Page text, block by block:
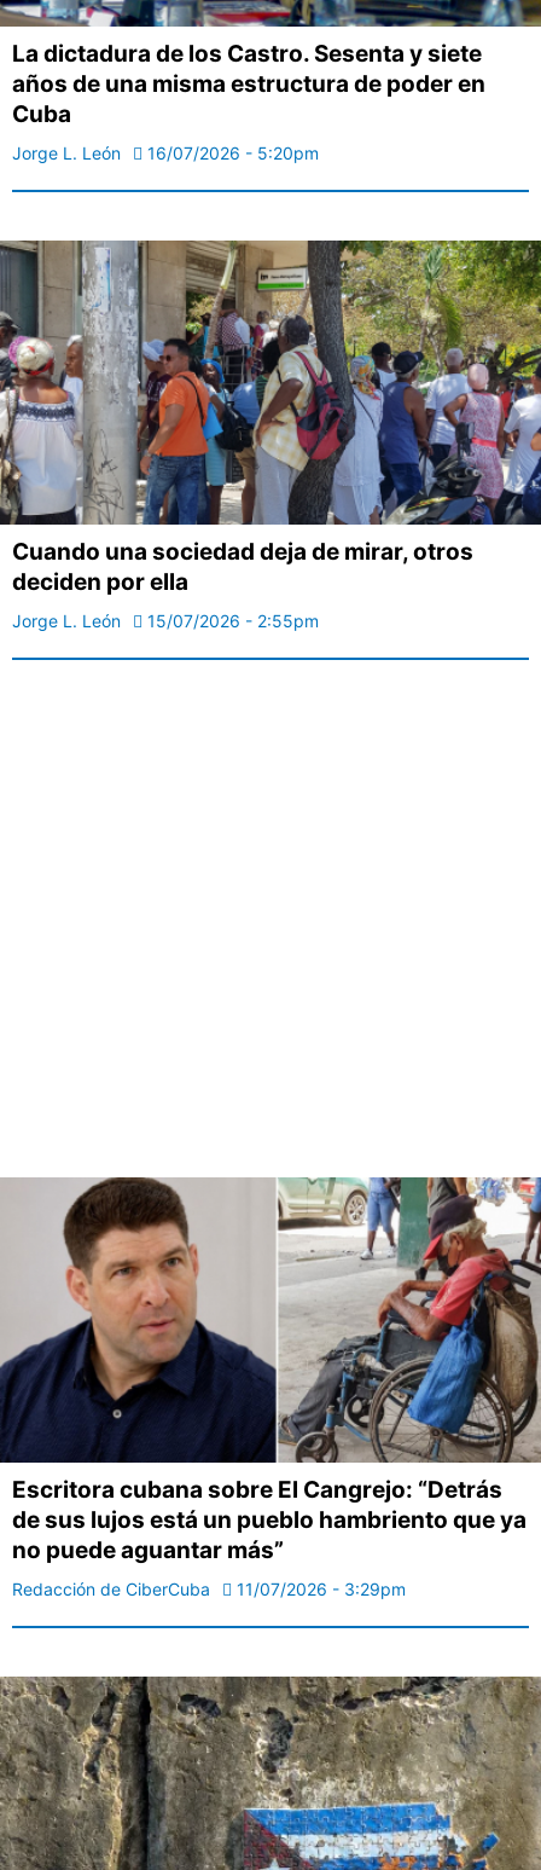
La dictadura de los Castro. Sesenta y siete
años de una misma estructura de poder en
Cuba
Jorge L. León 16/07/2026 - 5:20pm
Cuando una sociedad deja de mirar, otros
deciden por ella
Jorge L. León 15/07/2026 - 2:55pm
Escritora cubana sobre El Cangrejo: “Detrás
de sus lujos está un pueblo hambriento que ya
no puede aguantar más”
Redacción de CiberCuba 11/07/2026 - 3:29pm